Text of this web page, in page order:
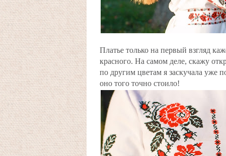
Платье только на первый взгляд
красного. На самом деле, скажу
по другим цветам я заскучала уже
оно того точно стоило!